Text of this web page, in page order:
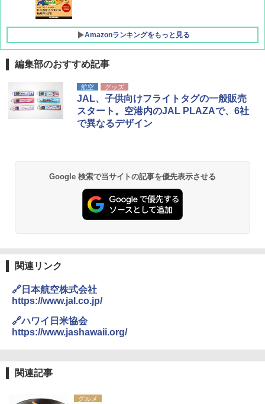
Amazonランキングをもっと見る
[キャンパーズコレクション 山善] ポップアッ
プテント 傘みたいに広げて畳める パッとサ
ッとサンシェード キューブ フルクローズ メ
ッシュ 簡単設置 ワンタッチテント キャンプ
&ハイキング カーキ PATC-150(KH)
PYKES PEAK (パイクスピーク) 着替えテン
ト プライバシー テント 【中が透けない】 1
人用 折りたたみ 防災グッズ 災害用トイレ ビ
ーチ ピクニック ポップアップテント 携帯 簡
易 トイレテント (オリーブ)
テント ワンタッチ RENEW 幅200 2-3人用 43
500002(89147)
BUNDOK(バンドック)ソロ ドーム 1 EX BDK
-08EX カーキ ソロキャンプ ポリエステル フ
レーム テント
￥14,800
GRANDOOR ステンレス保冷剤 2個セット 2
コンパクト 保冷力長持ち
￥2,980
DEWEL パラソル 大型 ビーチ アウトドアパ
￥6,459
USB充電式 高精度 超長距離照射 長時間使用
編集部のおすすめ記事
航空 グッズ
JAL、子供向けフライトタグの一般販売
スタート。空港内のJAL PLAZAで、6社
で異なるデザイン
Google 検索で当サイトの記事を優先表示させる
関連リンク
🔗日本航空株式会社
https://www.jal.co.jp/
🔗ハワイ日米協会
https://www.jashawaii.org/
関連記事
グルメ